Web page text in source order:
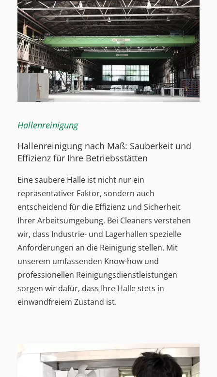
Hallenreinigung
Hallenreinigung nach Maß: Sauberkeit und
Effizienz für Ihre Betriebsstätten
Eine saubere Halle ist nicht nur ein
repräsentativer Faktor, sondern auch
entscheidend für die Effizienz und Sicherheit
Ihrer Arbeitsumgebung. Bei Cleaners verstehen
wir, dass Industrie- und Lagerhallen spezielle
Anforderungen an die Reinigung stellen. Mit
unserem umfassenden Know-how und
professionellen Reinigungsdienstleistungen
sorgen wir dafür, dass Ihre Halle stets in
einwandfreiem Zustand ist.